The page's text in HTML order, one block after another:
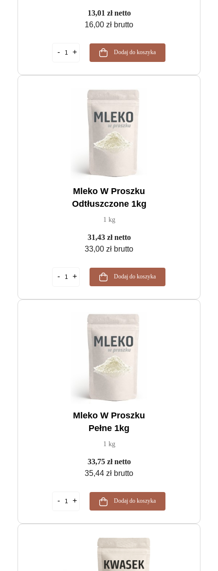
13,01 zł netto
16,00 zł brutto
Dodaj do koszyka
Mleko W Proszku
Odtłuszczone 1kg
1 kg
31,43 zł netto
33,00 zł brutto
Dodaj do koszyka
Mleko W Proszku
Pełne 1kg
1 kg
33,75 zł netto
35,44 zł brutto
Dodaj do koszyka